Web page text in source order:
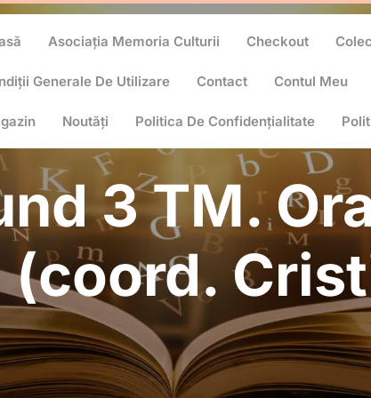
Asociația Memoria Culturii Checkout
Generale De Utilizare Contact Contul Meu
Noutăți Politica De Confidențialitate
3 TM.
(coord.